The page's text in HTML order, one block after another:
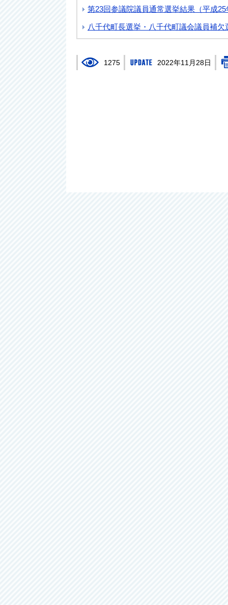
第23回参議院議員通常選挙結果（平成
八千代町長選挙・八千代町議会議員補
1275 2022年11月28日